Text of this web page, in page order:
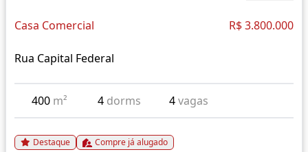
Casa Comercial R$ 3.800.000
Rua Capital Federal
400 m² 4 dorms 4vagas
Destaque Compre já alugado